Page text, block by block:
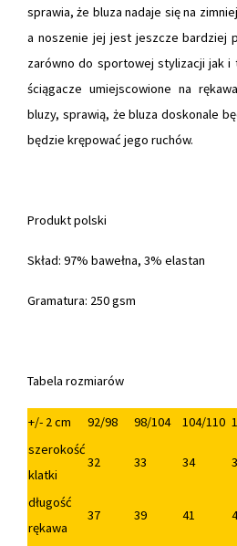
sprawia, że bluza nadaje się na
a noszenie jej jest jeszcze bardziej
zarówno do sportowej stylizacji jak
ściągacze umiejscowione na
bluzy, sprawią, że bluza doskonale
będzie krępować jego ruchów.
Produkt polski
Skład: 97% bawełna, 3% elastan
Gramatura: 250 gsm
Tabela rozmiarów
+/- 2 cm 92/98 98/104 104/110
szerokość
klatki
32 33 34
długość
rękawa
37 39 41